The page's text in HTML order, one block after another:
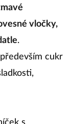
vločky,
.
cukr